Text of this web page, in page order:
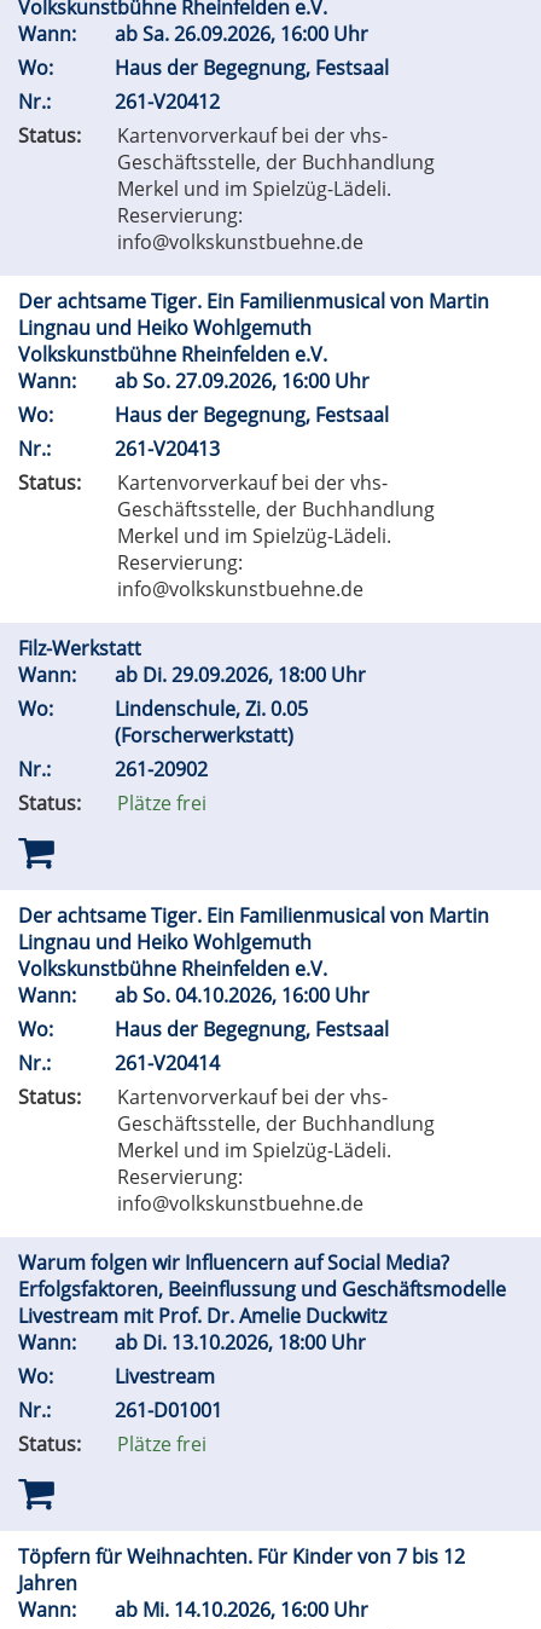
Volkskunstbühne Rheinfelden e.V.
Wann:
abSa.26.09.2026, 16:00 Uhr
Wo:
Haus der Begegnung, Festsaal
Nr.:
261-V20412
Status:
Kartenvorverkauf bei der vhs-
Geschäftsstelle, der Buchhandlung
Merkel und im Spielzüg-Lädeli.
Reservierung:
info@volkskunstbuehne.de
Der achtsame Tiger. Ein Familienmusical von Martin
Lingnau und Heiko Wohlgemuth
Volkskunstbühne Rheinfelden e.V.
Wann:
abSo.27.09.2026, 16:00 Uhr
Wo:
Haus der Begegnung, Festsaal
Nr.:
261-V20413
Status:
Kartenvorverkauf bei der vhs-
Geschäftsstelle, der Buchhandlung
Merkel und im Spielzüg-Lädeli.
Reservierung:
info@volkskunstbuehne.de
Filz-Werkstatt
Wann:
ab Di.29.09.2026, 18:00 Uhr
Wo:
Lindenschule, Zi. 0.05
(Forscherwerkstatt)
Nr.:
261-20902
Status:
Plätze frei
Der achtsame Tiger. Ein Familienmusical von Martin
Lingnau und Heiko Wohlgemuth
Volkskunstbühne Rheinfelden e.V.
Wann:
abSo.04.10.2026, 16:00 Uhr
Wo:
Haus der Begegnung, Festsaal
Nr.:
261-V20414
Status:
Kartenvorverkauf bei der vhs-
Geschäftsstelle, der Buchhandlung
Merkel und im Spielzüg-Lädeli.
Reservierung:
info@volkskunstbuehne.de
Warum folgen wir Influencern auf Social Media?
Erfolgsfaktoren, Beeinflussung und Geschäftsmodelle
Livestream mit Prof. Dr. Amelie Duckwitz
Wann:
ab Di. 13.10.2026, 18:00 Uhr
Wo:
Livestream
Nr.:
261-D01001
Status:
Plätze frei
Töpfern für Weihnachten. Für Kinder von 7 bis 12
Jahren
Wann:
ab Mi. 14.10.2026, 16:00 Uhr